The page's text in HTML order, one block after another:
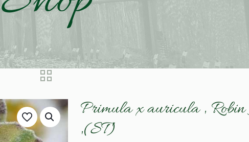
Primula x auricula ‚
‚(ST)